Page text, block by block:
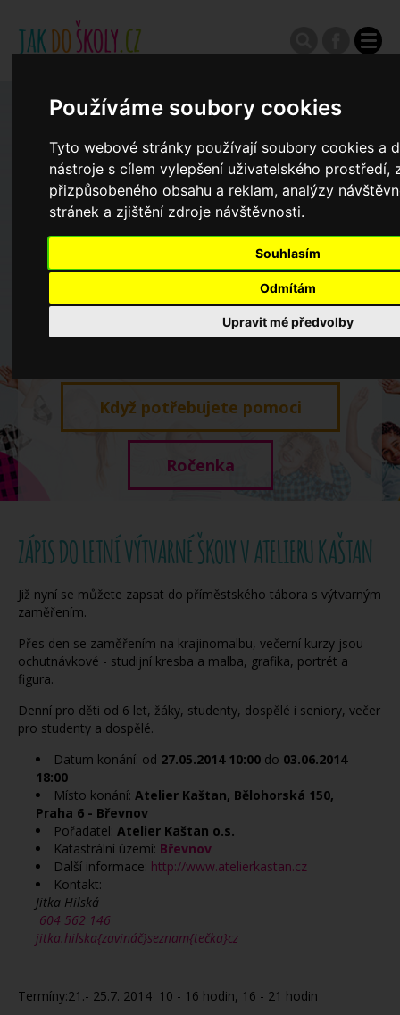
Používáme soubory cookies
Tyto webové stránky používají soubory cookies a
nástroje s cílem vylepšení uživatelského prostředí,
přizpůsobeného obsahu a reklam, analýzy
stránek a zjištění zdroje návštěvnosti.
Souhlasím
Odmítám
Upravit mé předvolby
Zápisy do ZŠ 2026/27
Výroční zprávy
Spádové oblasti ZŠ
Koncepce školství
Když potřebujete pomoci
Ročenka
ZÁPIS DO LETNÍ VÝTVARNÉ ŠKOLY V ATELIERU KAŠTAN
Již nyní se můžete zapsat do příměstského tábora s výtvarným
zaměřením.
Přes den se zaměřením na krajinomalbu, večerní kurzy jsou
ochutnávkové - studijní kresba a malba, grafika, portrét a
figura.
Denní pro děti od 6 let, žáky, studenty, dospělé i seniory, večer
pro studenty a dospělé.
Datum konání: od 27.05.2014 10:00 do 03.06.2014
18:00
Místo konání: Atelier Kaštan, Bělohorská 150,
Praha 6 - Břevnov
Pořadatel: Atelier Kaštan o.s.
Katastrální území: Břevnov
Další informace: http://www.atelierkastan.cz
Kontakt:
Jitka Hilská
604 562 146
jitka.hilska{zavináč}seznam{tečka}cz
Termíny:21.- 25.7. 2014 10 - 16 hodin, 16 - 21 hodin